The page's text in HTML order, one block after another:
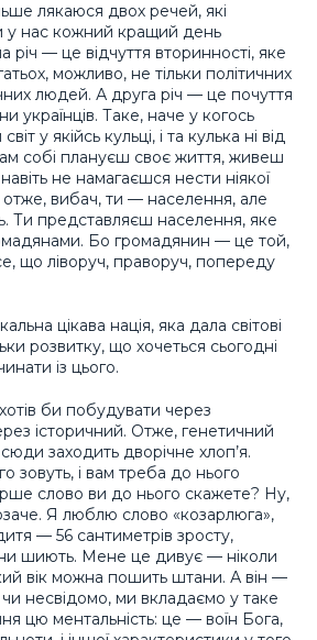
лякаюся двох речей, які
у нас кожний кращий день
— це відчуття вторинності, яке
можливо, не тільки політичних
людей. А друга річ — це почуття
українців. Таке, наче у когось
у якійсь кульці, і та кулька ні від
собі плануєш своє життя, живеш
не намагаєшся нести ніякої
отже, вибач, ти — населення, але
Ти представляєш населення, яке
Бо громадянин — це той,
що ліворуч, праворуч, попереду
цікава нація, яка дала світові
розвитку, що хочеться сьогодні
із цього.
би побудувати через
історичний. Отже, генетичний
заходить дворічне хлоп’я.
зовуть, і вам треба до нього
слово ви до нього скажете? Ну,
Я люблю слово «козарлюга»,
— 56 сантиметрів зросту,
шиють. Мене це дивує — ніколи
вік можна пошить штани. А він —
несвідомо, ми вкладаємо у таке
цю ментальність: це — воїн Бога,